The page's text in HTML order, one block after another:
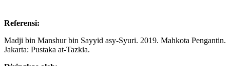
Madji bin Manshur bin Sayyid asy-Syuri. 2019. Mahkota Pengantin.